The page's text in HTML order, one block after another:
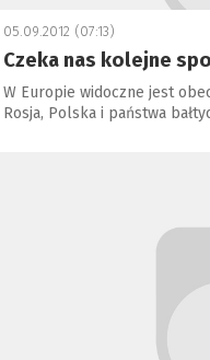
05.09.2012 (07:13)
Czeka nas kolejne
W Europie widoczne jest
Rosja, Polska i państwa